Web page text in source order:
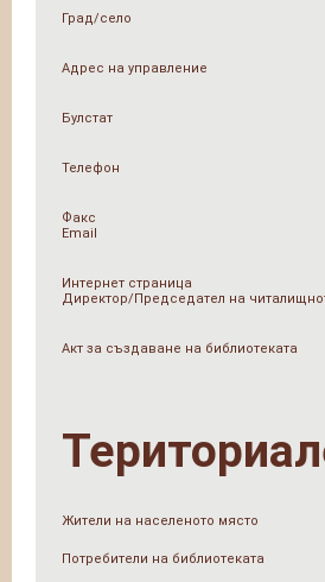
Град/село
Адрес на управление
Булстат
Телефон
Факс
Email
Интернет страница
Директор/Председател на
Акт за създаване на библиотеката
Жители на населеното място
Потребители на библиотеката